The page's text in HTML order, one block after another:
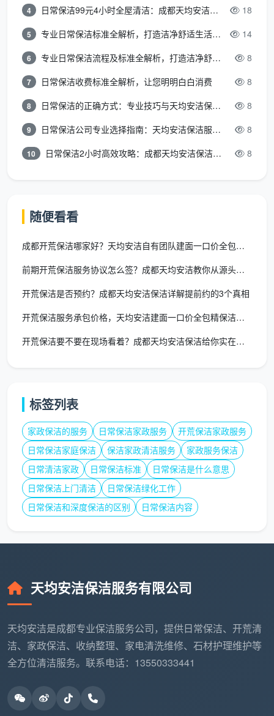
签署前通读免责与违约条款
不可抗力或材料自身缺陷，避免产生不合理期待。
已经被自然融入精开荒保洁服务合同的说明环节，由对
接人员逐条讲解，而非等着客户自己去发现。
四、跳出常规思维：如何识别一份“悬浮”的
开荒合同？
以下是三种常见隐患：
用形容词代替数据
：只写“彻底清洁”“高质量完工”，
项，不对内部构件做拆分，容易漏掉抽屉内侧、柜顶
等部位。
售后承诺留活口：使用“如条件允许则安排返工”等弹
创新性地引入“验收清单附件”，将全屋细分为近40个
点位，完工后由业主与带班组长共同打钩确认。这份把
“开荒保洁服务合同注意事项”落到实处的做法，让每一
分钱都花得明明白白。
五、一份精开荒保洁服务合同带来的长期
价值
保洁在成都服务过数千个家庭，客户留下的评价里，高
无论您是刚完成硬装的家庭业主，还是需要为售楼
部、样板间做交付前开荒的项目经理，都可以联系成都
天均安洁保洁，获取针对具体场景的精开荒保洁服务合
许就是一份优质合同所能兑现的朴素承诺。
4 日常保洁99元4小时全屋清洁：成都天均安洁保洁超值服务全解析 18
5 专业日常保洁标准全解析，打造洁净舒适生活空间 14
6 专业日常保洁流程及标准全解析，打造洁净舒适环境 8
7 日常保洁收费标准全解析，让您明明白白消费 8
8 日常保洁的正确方式：专业技巧与天均安洁保洁服务全解析 8
9 日常保洁公司专业选择指南：天均安洁保洁服务全解析 8
10 日常保洁2小时高效攻略：成都天均安洁保洁专业时间管理方案 8
随便看看
成都开荒保洁哪家好？天均安洁自有团队建面一口价全包，五条硬指
前期开荒保洁服务协议怎么签？成都天均安洁教你从源头避坑
开荒保洁是否预约？成都天均安洁保洁详解提前约的3个真相
开荒保洁服务承包价格，天均安洁建面一口价全包精保洁不增项
开荒保洁要不要在现场看着？成都天均安洁保洁给你实在建议
标签列表
家政保洁的服务 日常保洁家政服务
开荒保洁家政服务
日常保洁家庭保洁
保洁家政清洁服务
家政服务保洁
日常清洁家政
日常保洁标准
日常保洁是什么意思
日常保洁上门清洁
日常保洁绿化工作
日常保洁和深度保洁的区别
日常保洁内容
天均安洁保洁服务有限公司
天均安洁是成都专业保洁服务公司，提供日常保洁、开荒清
洁、家政保洁、收纳整理、家电清洗维修、石材护理维护等
全方位清洁服务。联系电话：13550333441